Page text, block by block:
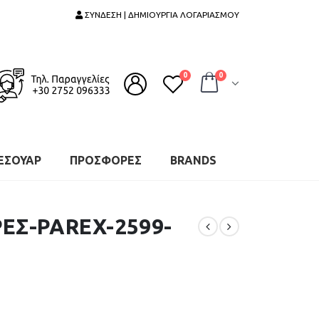
ΣΥΝΔΕΣΗ | ΔΗΜΙΟΥΡΓΙΑ ΛΟΓΑΡΙΑΣΜΟΥ
0 0
ΠΡΟΣΦΟΡΕΣ BRANDS
PAREX-2599-